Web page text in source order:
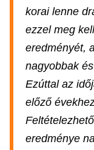
korai lenne
ezzel meg
eredményét,
nagyobbak
Ezúttal az
előző
eredménye